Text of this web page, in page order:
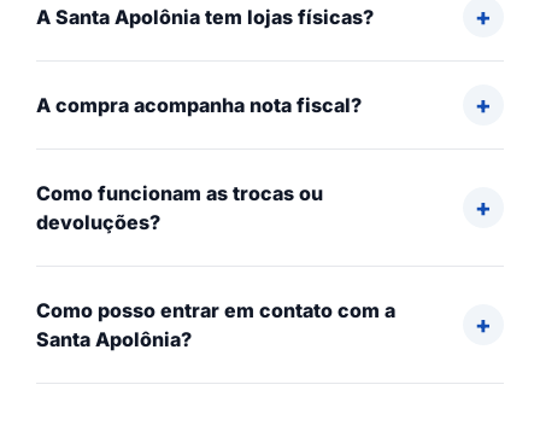
A Santa Apolônia tem lojas físicas?
A compra acompanha nota fiscal?
Como funcionam as trocas ou
devoluções?
Como posso entrar em contato com a
Santa Apolônia?